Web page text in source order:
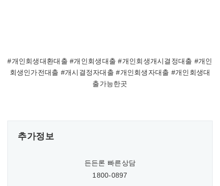
#개인회생대환대출 #개인회생대출 #개인회생개시결정대출 #개인
회생인가전대출 #개시결정자대출 #개인회생자대출 #개인회생대
출가능한곳
추가정보
든든론 빠른상담
1800-0897